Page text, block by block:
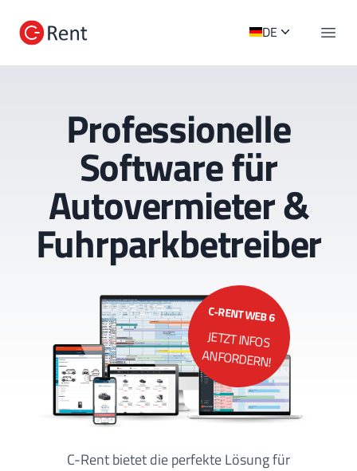
C-Rent Logo DE
Professionelle
Software für
Autovermieter &
Fuhrparkbetreiber
C-Rent bietet die perfekte Lösung für
C-RENT WEB 6
JETZT INFOS
ANFORDERN!